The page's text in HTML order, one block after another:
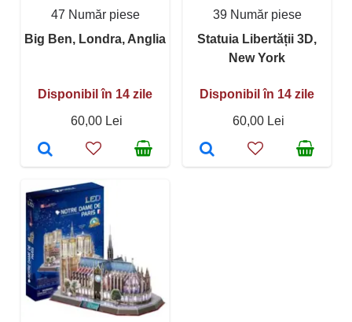
47 Număr piese
Big Ben, Londra, Anglia
Disponibil în 14 zile
60,00 Lei
39 Număr piese
Statuia Libertății 3D,
New York
Disponibil în 14 zile
60,00 Lei